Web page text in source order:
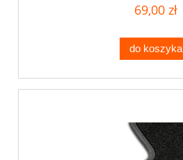
69,00 zł
do koszyka